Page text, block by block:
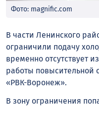
Фото: magnific.com
В части Ленинского
ограничили подачу
временно отсутствует
работы повысительной
«РВК-Воронеж».
В зону ограничения